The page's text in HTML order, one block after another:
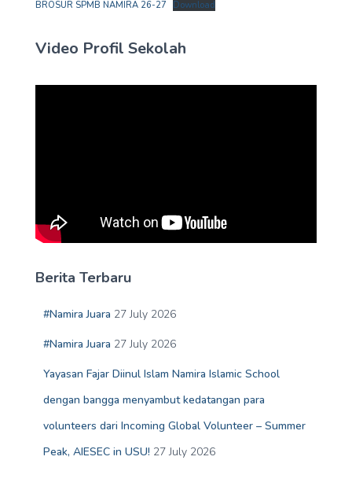
BROSUR SPMB NAMIRA 26-27 Download
Video Profil Sekolah
Berita Terbaru
#Namira Juara 27 July 2026
#Namira Juara 27 July 2026
Yayasan Fajar Diinul Islam Namira Islamic School
dengan bangga menyambut kedatangan para
volunteers dari Incoming Global Volunteer – Summer
Peak, AIESEC in USU! 27 July 2026